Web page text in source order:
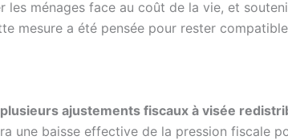
ménages face au coût de la vie, et
mesure a été pensée pour rester
plusieurs ajustements fiscaux à visée
une baisse effective de la pression fiscale